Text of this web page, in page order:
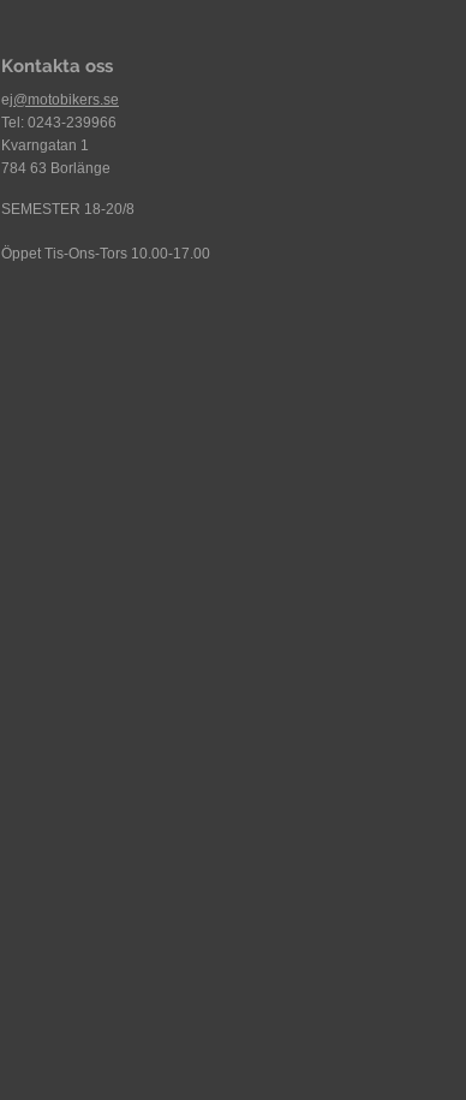
Kontakta oss
ej@motobikers.se
Tel: 0243-239966
Kvarngatan 1
784 63 Borlänge
SEMESTER 18-20/8
Öppet Tis-Ons-Tors 10.00-17.00